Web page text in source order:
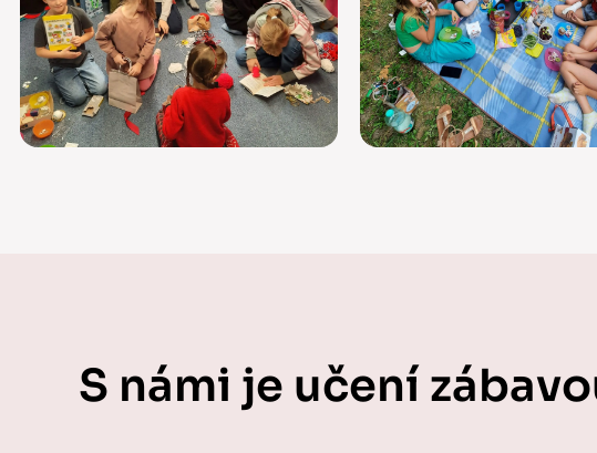
S námi je učení